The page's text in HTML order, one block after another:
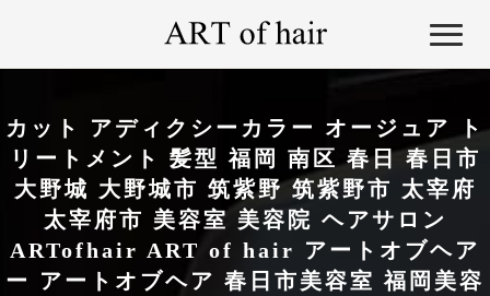
カット アディクシーカラー オージュア ト
リートメント 髪型 福岡 南区 春日 春日市
大野城 大野城市 筑紫野 筑紫野市 太宰府
太宰府市 美容室 美容院 ヘアサロン
ARTofhair ART of hair アートオブヘア
ー アートオブヘア 春日市美容室 福岡美容